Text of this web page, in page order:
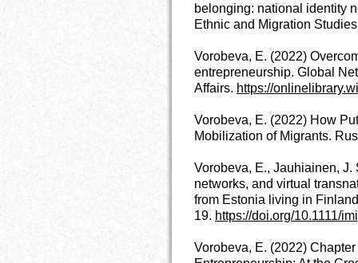
belonging: national identity
Ethnic and Migration
Vorobeva, E. (2022)
entrepreneurship. Global
Affairs. https://
Vorobeva, E. (2022) How
Mobilization of Migrants.
Vorobeva, E., Jauhiainen,
networks, and virtual
from Estonia living in
19. https://doi.org/10.1111/
Vorobeva, E. (2022)